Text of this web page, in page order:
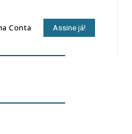
Conta Assine já!